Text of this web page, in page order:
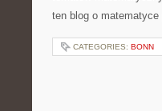
ten blog o
CATEGORIES: BONN